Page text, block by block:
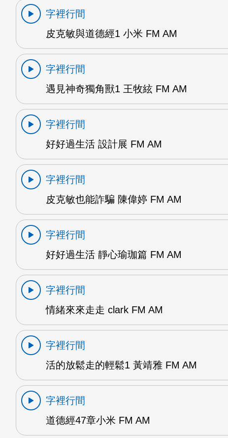
字裡行間
皮克敏與道德經1 小米 FM AM
字裡行間
遇見神奇獨角獸1 王牧絃 FM AM
字裡行間
好好過生活 設計展 FM AM
字裡行間
皮克敏也能詐騙 陳偉婷 FM AM
字裡行間
好好過生活 靜心瑜珈篇 FM AM
字裡行間
情緒來來走走 clark FM AM
字裡行間
活的放鬆走的輕鬆1 黃靖雅 FM AM
字裡行間
道德經47章小米 FM AM